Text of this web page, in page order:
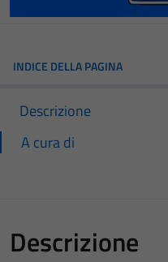
INDICE DELLA PAGINA
Descrizione
A cura di
Descrizione